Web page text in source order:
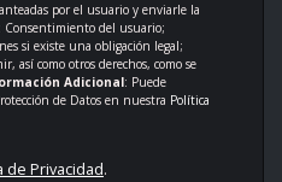
por el usuario y enviarle la
: Consentimiento del usuario;
si existe una obligación legal;
así como otros derechos, como se
Adicional: Puede
de Datos en nuestra Política
de Privacidad.